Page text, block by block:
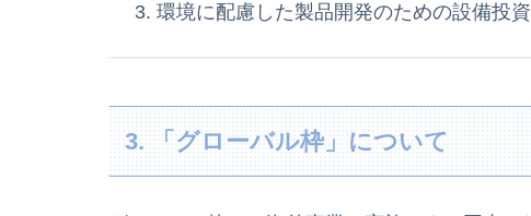
環境に配慮した製品開発のための設備投資
3. 「グローバル枠」について